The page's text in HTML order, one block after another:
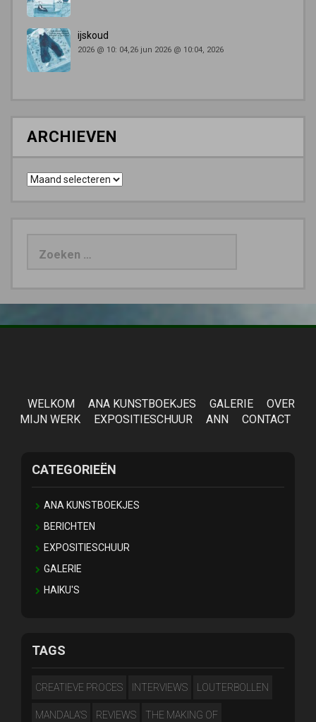
ijskoud
2026 @ 10: 04,26 jun 2026 @ 10:04, 2026
ARCHIEVEN
Archieven
WELKOM ANA KUNSTBOEKJES GALERIE
OVER
MIJN WERK
EXPOSITIESCHUUR ANN CONTACT
CATEGORIEËN
ANA KUNSTBOEKJES
BERICHTEN
EXPOSITIESCHUUR
GALERIE
HAIKU'S
TAGS
CREATIEVE PROCES INTERVIEWS LOUTERBOLLEN
MANDALA'S REVIEWS THE MAKING OF